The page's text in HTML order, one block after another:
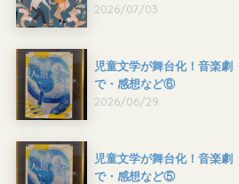
2026/07/03
児童文学が舞台化！音楽劇
で・感想など⑥
2026/06/29
児童文学が舞台化！音楽劇
で・感想など⑤